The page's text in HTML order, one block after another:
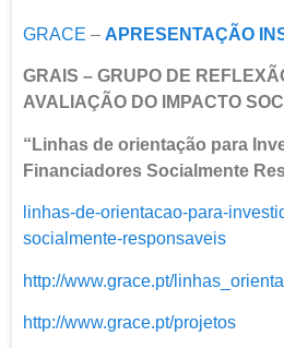
GRACE – APRESENTAÇÃO
GRAIS – GRUPO DE
AVALIAÇÃO DO IMPACTO
“Linhas de orientação para
Financiadores Socialmente
linhas-de-orientacao-para-
socialmente-responsaveis
http://www.grace.pt/
http://www.grace.pt/projetos